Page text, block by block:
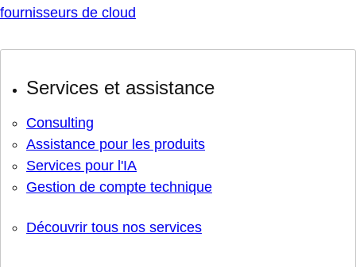
fournisseurs de cloud
Services et assistance
Consulting
Assistance pour les produits
Services pour l'IA
Gestion de compte technique
Découvrir tous nos services